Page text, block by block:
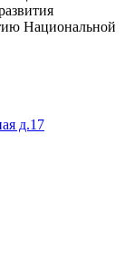
Национальной
д.17